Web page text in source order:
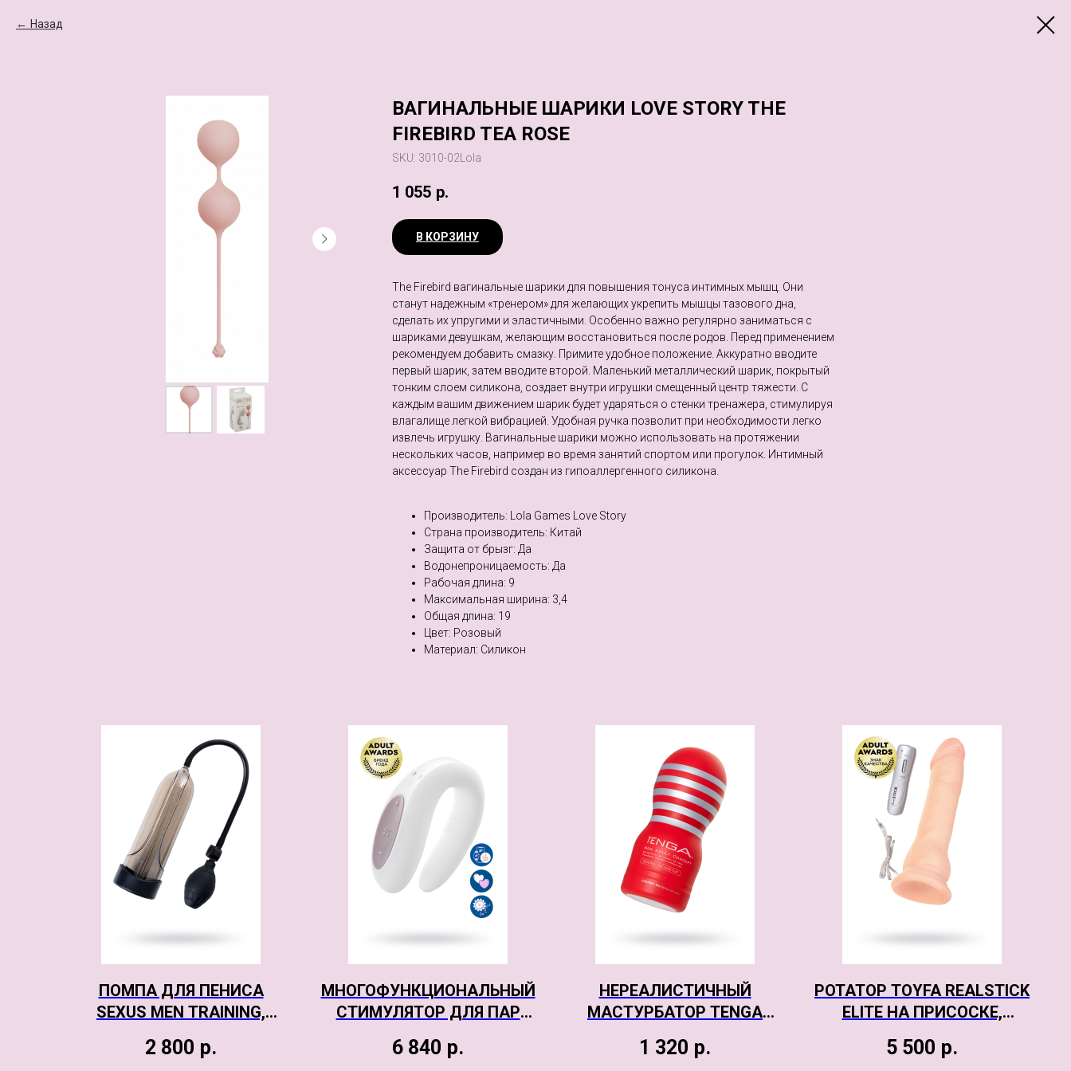
Назад
ВАГИНАЛЬНЫЕ ШАРИКИ LOVE STORY THE
FIREBIRD TEA ROSE
SKU: 3010-02Lola
1 055 р.
В КОРЗИНУ
The Firebird вагинальные шарики для повышения тонуса интимных мышц. Они
станут надежным «тренером» для желающих укрепить мышцы тазового дна,
сделать их упругими и эластичными. Особенно важно регулярно заниматься с
шариками девушкам, желающим восстановиться после родов. Перед применением
рекомендуем добавить смазку. Примите удобное положение. Аккуратно вводите
первый шарик, затем вводите второй. Маленький металлический шарик, покрытый
тонким слоем силикона, создает внутри игрушки смещенный центр тяжести. С
каждым вашим движением шарик будет ударяться о стенки тренажера, стимулируя
влагалище легкой вибрацией. Удобная ручка позволит при необходимости легко
извлечь игрушку. Вагинальные шарики можно использовать на протяжении
нескольких часов, например во время занятий спортом или прогулок. Интимный
аксессуар The Firebird создан из гипоаллергенного силикона.
Производитель: Lola Games Love Story
Страна производитель: Китай
Защита от брызг: Да
Водонепроницаемость: Да
Рабочая длина: 9
Максимальная ширина: 3,4
Общая длина: 19
Цвет: Розовый
Материал: Cиликон
ПОМПА ДЛЯ ПЕНИСА
SEXUS MEN TRAINING,
МЕХАНИЧЕСКАЯ, ABS
2 800 р.
МНОГОФУНКЦИОНАЛЬНЫЙ
СТИМУЛЯТОР ДЛЯ ПАР
DOUBLE JOY, СИЛИКОН,
6 840 р.
НЕРЕАЛИСТИЧНЫЙ
МАСТУРБАТОР TENGA
TPE, БЕЛЫЙ, 18 СМ
1 320 р.
РОТАТОР TOYFA REALSTICK
ELITE НА ПРИСОСКЕ,
РЕЖИМОВ ВРАЩЕНИЯ, 18
5 500 р.